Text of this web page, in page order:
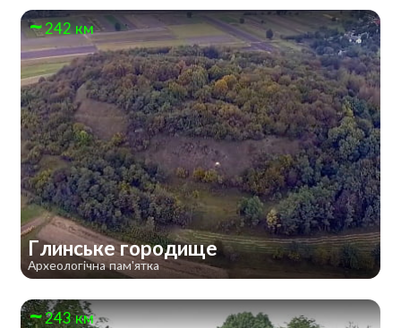
242 км
Глинське городище
Археологічна пам'ятка
243 км